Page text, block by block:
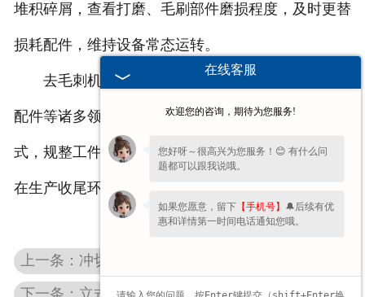
堆积碎屑，查看打磨、毛刷部件磨损程度，及时更替
损耗配件，维持设备常态运转。
去毛刺机广泛应用于机械加工、五金制造、汽车
配件等诸多领域，以宽泛的适配范围与简易的操作模
式，规整工件边角形态，优化成品装配与外观表现，
在生产收尾环节起到关键作用。
下一条：立式布局节省占地，河北立式中心孔磨床适配中小型轴件加工
在线客服
欢迎您的咨询，期待为您服务!
您好呀～很高兴为您服务！😊 有什么问
题都可以跟我说哦。
如果您愿意，留下 【手机号】 🔔后续有优
惠和详情第一时间电话通知您哦。